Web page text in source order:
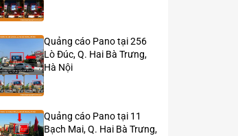
Quảng cáo Pano tại 256
Lò Đúc, Q. Hai Bà Trưng,
Hà Nội
Quảng cáo Pano tại 11
Bạch Mai, Q. Hai Bà Trưng,